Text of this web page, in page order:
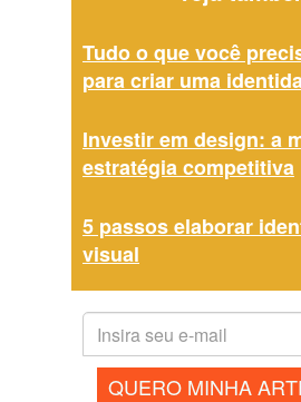
Tudo o que você
para criar uma
Investir em design: a
estratégia competitiva
5 passos elaborar
visual
QUERO MINHA